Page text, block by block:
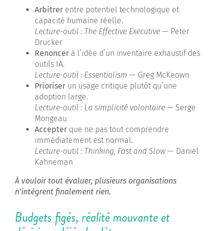
Arbitrerentre potentiel technologique et
capacité humaine réelle.
Lecture-outil : The Effective Executive— Peter
Drucker
Renoncerà l’idée d’un inventaire exhaustif des
outils IA.
Lecture-outil : Essentialism — Greg McKeown
Prioriserun usage critique plutôt qu’une
adoption large.
Lecture-outil : La simplicité volontaire— Serge
Mongeau
Accepterque ne pas tout comprendre
immédiatement est normal.
Lecture-outil : Thinking, Fast and Slow— Daniel
Kahneman
À vouloir tout évaluer, plusieurs organisations
n’intègrent finalement rien.
Budgets figés, réalité mouvante et